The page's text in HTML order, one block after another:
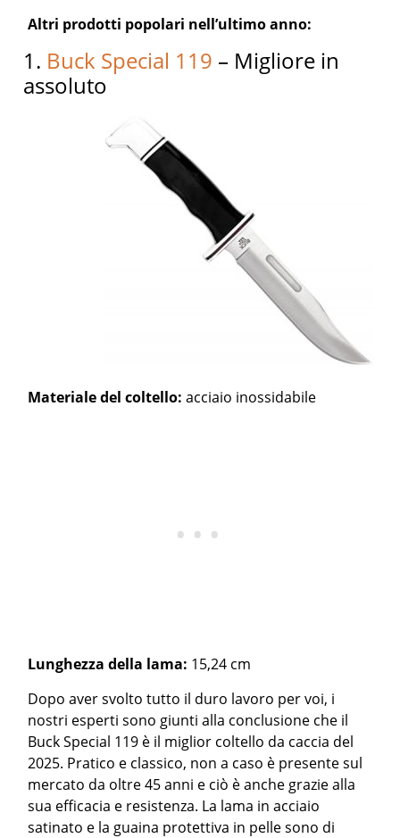
Altri prodotti popolari nell’ultimo anno:
1. Buck Special 119 – Migliore in
assoluto
Materiale del coltello:acciaio inossidabile
Lunghezza della lama: 15,24 cm
Dopo aver svolto tutto il duro lavoro per voi, i
nostri esperti sono giunti alla conclusione che il
Buck Special 119 è il miglior coltello da caccia del
2025. Pratico e classico, non a caso è presente sul
mercato da oltre 45 anni e ciò è anche grazie alla
sua efficacia e resistenza. La lama in acciaio
satinato e la guaina protettiva in pelle sono di